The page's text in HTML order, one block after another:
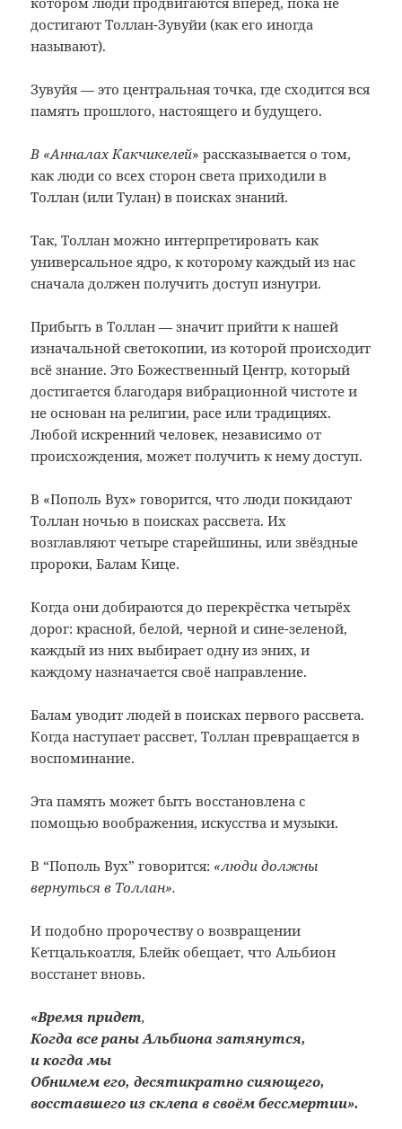
достигают Толлан-Зувуйи (как его иногда
называют).
Зувуйя — это центральная точка, где сходится вся
память прошлого, настоящего и будущего.
В «Анналах Какчикелей» рассказывается о том,
как люди со всех сторон света приходили в
Толлан (или Тулан) в поисках знаний.
Так, Толлан можно интерпретировать как
универсальное ядро, к которому каждый из нас
сначала должен получить доступ изнутри.
Прибыть в Толлан — значит прийти к нашей
изначальной светокопии, из которой происходит
всё знание. Это Божественный Центр, который
достигается благодаря вибрационной чистоте и
не основан на религии, расе или традициях.
Любой искренний человек, независимо от
происхождения, может получить к нему доступ.
В «Пополь Вух» говорится, что люди покидают
Толлан ночью в поисках рассвета. Их
возглавляют четыре старейшины, или звёздные
пророки, Балам Кице.
Когда они добираются до перекрёстка четырёх
дорог: красной, белой, черной и сине-зеленой,
каждый из них выбирает одну из эних, и
каждому назначается своё направление.
Балам уводит людей в поисках первого рассвета.
Когда наступает рассвет, Толлан превращается в
воспоминание.
Эта память может быть восстановлена с
помощью воображения, искусства и музыки.
В “Пополь Вух” говорится: «люди должны
вернуться в Толлан».
И подобно пророчеству о возвращении
Кетцалькоатля, Блейк обещает, что Альбион
восстанет вновь.
«Время придет,
Когда все раны Альбиона затянутся,
и когда мы
Обнимем его, десятикратно сияющего,
восставшего из склепа в своём бессмертии».